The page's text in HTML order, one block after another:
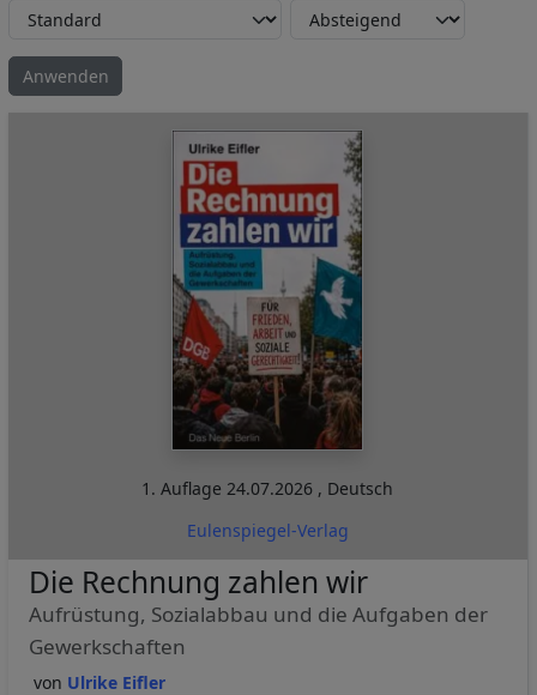
1. Auflage24.07.2026 , Deutsch
Eulenspiegel-Verlag
Ulrike Eifler
Die Rechnung zahlen wir
Aufrüstung, Sozialabbau und die Aufgaben der
Gewerkschaften